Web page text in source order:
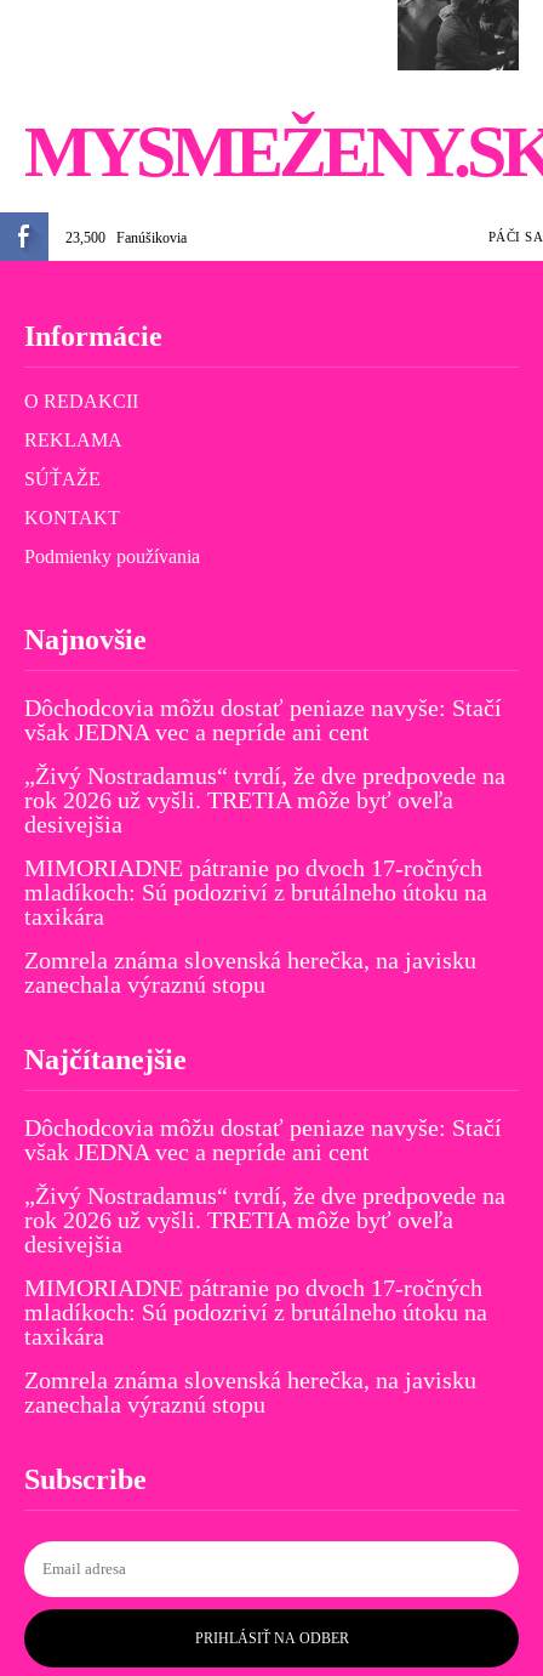
23,500 Fanúšikovia PÁČI SA
Informácie
O REDAKCII
REKLAMA
SÚŤAŽE
KONTAKT
Podmienky používania
Najnovšie
Dôchodcovia môžu dostať peniaze navyše: Stačí
však JEDNA vec a nepríde ani cent
„Živý Nostradamus“ tvrdí, že dve predpovede na
rok 2026 už vyšli. TRETIA môže byť oveľa
desivejšia
MIMORIADNE pátranie po dvoch 17-ročných
mladíkoch: Sú podozriví z brutálneho útoku na
taxikára
Zomrela známa slovenská herečka, na javisku
zanechala výraznú stopu
Najčítanejšie
Dôchodcovia môžu dostať peniaze navyše: Stačí
však JEDNA vec a nepríde ani cent
„Živý Nostradamus“ tvrdí, že dve predpovede na
rok 2026 už vyšli. TRETIA môže byť oveľa
desivejšia
MIMORIADNE pátranie po dvoch 17-ročných
mladíkoch: Sú podozriví z brutálneho útoku na
taxikára
Zomrela známa slovenská herečka, na javisku
zanechala výraznú stopu
Subscribe
PRIHLÁSIŤ NA ODBER